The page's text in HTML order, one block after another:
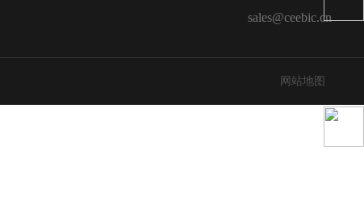
sales@ceebic.cn
网站地图